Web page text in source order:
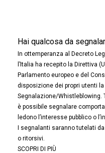
Hai qualcosa da
In ottemperanza al Decreto
l’Italia ha recepito la Direttiva
Parlamento europeo e del
disposizione dei propri utenti
Segnalazione/Whistleblowing.
è possibile segnalare
ledono l’interesse pubblico o
I segnalanti saranno tutelati
o ritorsivi.
SCOPRI DI PIÙ